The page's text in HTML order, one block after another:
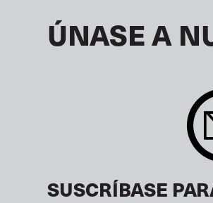
ÚNASE A
SUSCRÍBASE